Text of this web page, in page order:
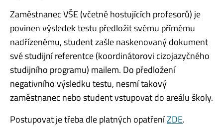
Zaměstnanec VŠE (včetně hostujících profesorů) je
povinen výsledek testu předložit svému přímému
nadřízenému, student zašle naskenovaný dokument
své studijní referentce (koordinátorovi cizojazyčného
studijního programu) mailem. ​Do předložení
negativního výsledku testu, nesmí takový
zaměstnanec nebo student vstupovat do areálu školy.
Postupovat je třeba dle platných opatřeníZDE.